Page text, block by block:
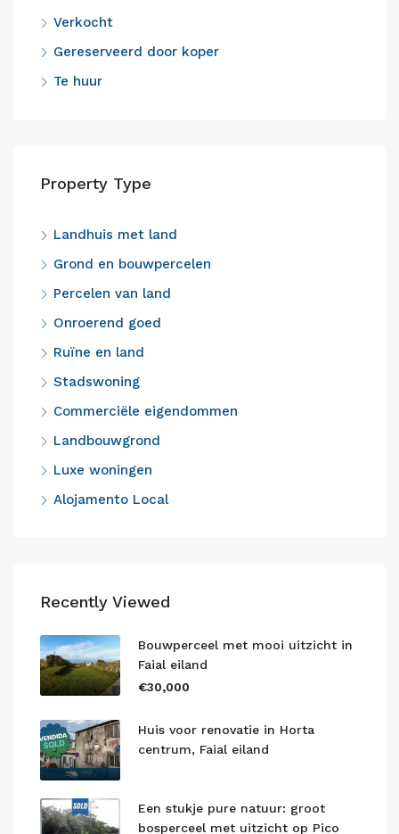
Verkocht
Gereserveerd door koper
Te huur
Property Type
Landhuis met land
Grond en bouwpercelen
Percelen van land
Onroerend goed
Ruïne en land
Stadswoning
Commerciële eigendommen
Landbouwgrond
Luxe woningen
Alojamento Local
Recently Viewed
Bouwperceel met mooi uitzicht in
Faial eiland
€30,000
Huis voor renovatie in Horta
centrum, Faial eiland
Een stukje pure natuur: groot
bosperceel met uitzicht op Pico